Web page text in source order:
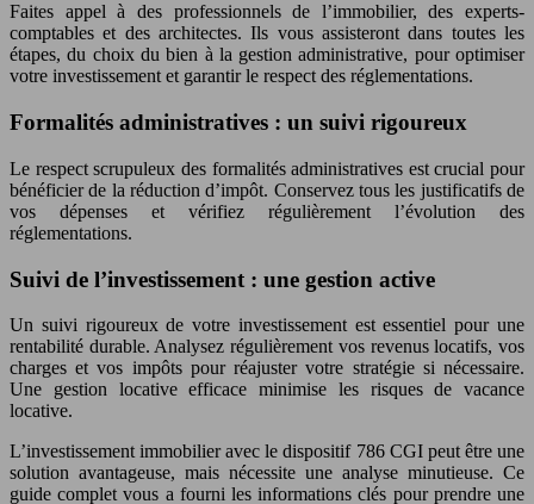
Faites appel à des professionnels de l’immobilier, des experts-
comptables et des architectes. Ils vous assisteront dans toutes les
étapes, du choix du bien à la gestion administrative, pour optimiser
votre investissement et garantir le respect des réglementations.
Formalités administratives : un suivi rigoureux
Le respect scrupuleux des formalités administratives est crucial pour
bénéficier de la réduction d’impôt. Conservez tous les justificatifs de
vos dépenses et vérifiez régulièrement l’évolution des
réglementations.
Suivi de l’investissement : une gestion active
Un suivi rigoureux de votre investissement est essentiel pour une
rentabilité durable. Analysez régulièrement vos revenus locatifs, vos
charges et vos impôts pour réajuster votre stratégie si nécessaire.
Une gestion locative efficace minimise les risques de vacance
locative.
L’investissement immobilier avec le dispositif 786 CGI peut être une
solution avantageuse, mais nécessite une analyse minutieuse. Ce
guide complet vous a fourni les informations clés pour prendre une